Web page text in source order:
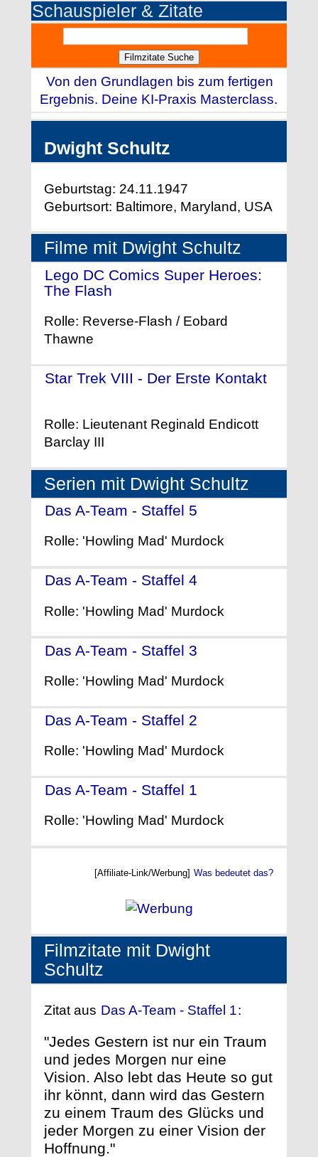
Schauspieler & Zitate
Von den Grundlagen bis zum fertigen
Ergebnis. Deine KI-Praxis Masterclass.
Dwight Schultz
Geburtstag: 24.11.1947
Geburtsort: Baltimore, Maryland, USA
Filme mit Dwight Schultz
Lego DC Comics Super Heroes:
The Flash
Rolle: Reverse-Flash / Eobard
Thawne
Star Trek VIII - Der Erste Kontakt
Rolle: Lieutenant Reginald Endicott
Barclay III
Serien mit Dwight Schultz
Das A-Team - Staffel 5
Rolle: 'Howling Mad' Murdock
Das A-Team - Staffel 4
Rolle: 'Howling Mad' Murdock
Das A-Team - Staffel 3
Rolle: 'Howling Mad' Murdock
Das A-Team - Staffel 2
Rolle: 'Howling Mad' Murdock
Das A-Team - Staffel 1
Rolle: 'Howling Mad' Murdock
[Affiliate-Link/Werbung] Was bedeutet das?
Filmzitate mit Dwight
Schultz
Zitat aus Das A-Team - Staffel 1:
"Jedes Gestern ist nur ein Traum
und jedes Morgen nur eine
Vision. Also lebt das Heute so gut
ihr könnt, dann wird das Gestern
zu einem Traum des Glücks und
jeder Morgen zu einer Vision der
Hoffnung."